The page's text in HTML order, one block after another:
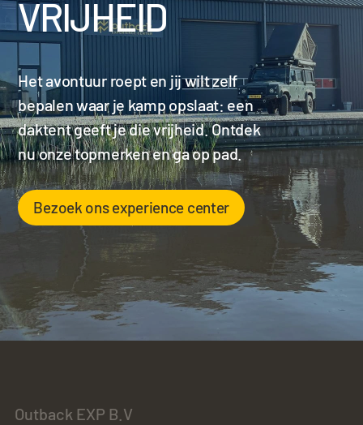
VRIJHEID
Het avontuur roept en jij wilt zelf
bepalen waar je kamp opslaat: een
daktent geeft je die vrijheid. Ontdek
nu onze topmerken en ga op pad.
Bezoek ons experience center
Outback EXP B.V